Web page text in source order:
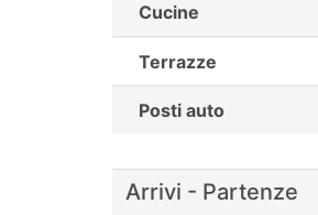
Cucine
Terrazze
Posti auto
Arrivi - Partenze